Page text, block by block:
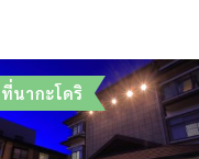
นากะโดริ